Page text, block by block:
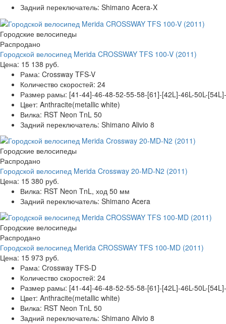
Задний переключатель: Shimano Acera-X
Городские велосипеды
Распродано
Городской велосипед Merida CROSSWAY TFS 100-V (2011)
Цена: 15 138 руб.
Рама: Crossway TFS-V
Количество скоростей: 24
Размер рамы: [41-44]-46-48-52-55-58-[61]-[42L]-46L-50L-
Цвет: Anthracite(metallic white)
Вилка: RST Neon TnL 50
Задний переключатель: Shimano Alivio 8
Городские велосипеды
Распродано
Городской велосипед Merida Crossway 20-MD-N2 (2011)
Цена: 15 380 руб.
Вилка: RST Neon TnL, ход 50 мм
Задний переключатель: Shimano Acera
Городские велосипеды
Распродано
Городской велосипед Merida CROSSWAY TFS 100-MD (2011)
Цена: 15 973 руб.
Рама: Crossway TFS-D
Количество скоростей: 24
Размер рамы: [41-44]-46-48-52-55-58-[61]-[42L]-46L-50L-
Цвет: Anthracite(metallic white)
Вилка: RST Neon TnL 50
Задний переключатель: Shimano Alivio 8